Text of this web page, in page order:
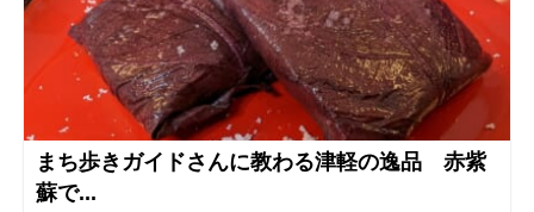
まち歩きガイドさんに教わる津軽の逸品 赤紫
蘇で...